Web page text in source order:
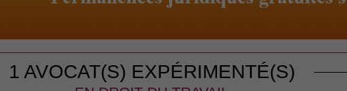
1 AVOCAT(S) EXPÉRIMENTÉ(S)